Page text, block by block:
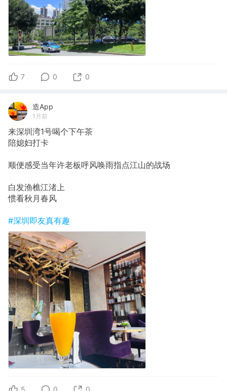
7 0 0
造App
1月前
来深圳湾1号喝个下午茶
陪媳妇打卡
顺便感受当年许老板呼风唤雨指点江山的战场
白发渔樵江渚上
惯看秋月春风
#深圳即友真有趣